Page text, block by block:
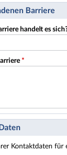
Barriere
handelt es
*
Kontaktdaten für